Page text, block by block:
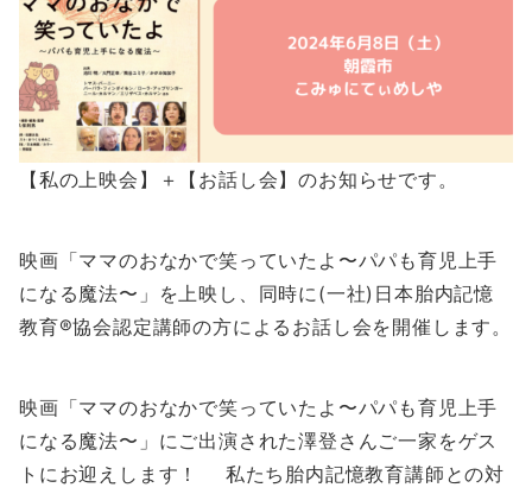
【私の上映会】＋【お話し会】のお知らせです。
映画「ママのおなかで笑っていたよ〜パパも育児上手
になる魔法〜」を上映し、同時に(一社)日本胎内記憶
教育®️協会認定講師の方によるお話し会を開催します。
映画「ママのおなかで笑っていたよ〜パパも育児上手
になる魔法〜」にご出演された澤登さんご一家をゲス
トにお迎えします！ 私たち胎内記憶教育講師との対